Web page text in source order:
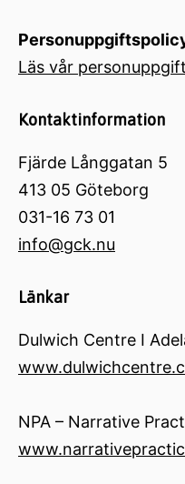
Läs vår
Kontaktinformation
Fjärde Långgatan 5
413 05 Göteborg
031-16 73 01
info@gck.nu
Länkar
Dulwich Centre I
NPA – Narrative